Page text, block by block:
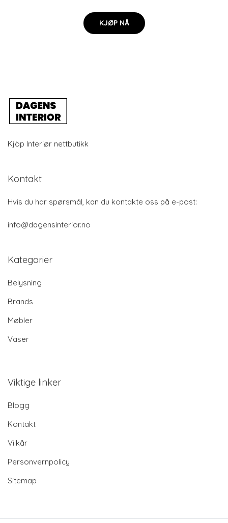
KJØP NÅ
Kjöp Interiør nettbutikk
Kontakt
Hvis du har spørsmål, kan du kontakte oss på e-post:
info@dagensinterior.no
Kategorier
Belysning
Brands
Møbler
Vaser
Viktige linker
Blogg
Kontakt
Vilkår
Personvernpolicy
Sitemap